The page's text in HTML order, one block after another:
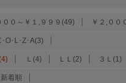
００～￥１,９９９(49) ￥２,００
･O･L･Z･A(3)
Ｌ(4) ＬＬ(2) ３Ｌ(1)
新着順